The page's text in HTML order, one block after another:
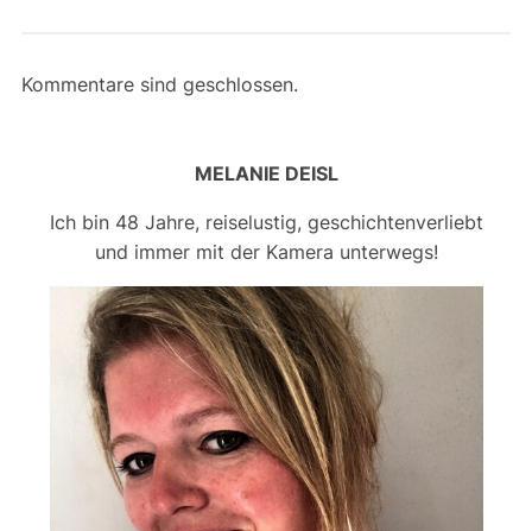
Kommentare sind geschlossen.
MELANIE DEISL
Ich bin 48 Jahre, reiselustig, geschichtenverliebt
und immer mit der Kamera unterwegs!